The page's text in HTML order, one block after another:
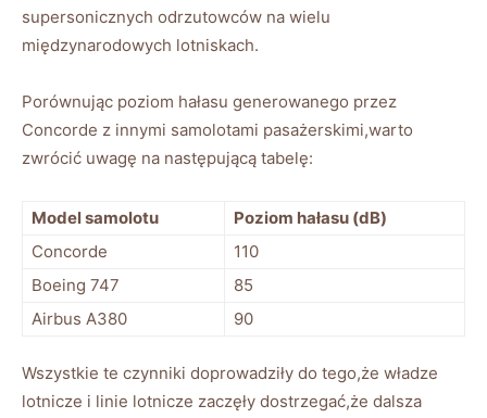
supersonicznych odrzutowców‌ na⁤ wielu
międzynarodowych lotniskach.
Porównując poziom hałasu generowanego przez‌
Concorde z innymi samolotami pasażerskimi,warto
zwrócić⁢ uwagę na następującą tabelę:
Model samolotu
Poziom hałasu (dB)
Concorde
110
Boeing 747
85
Airbus‍ A380
90
Wszystkie te czynniki doprowadziły do tego,że władze
lotnicze ‍i linie‍ lotnicze zaczęły dostrzegać,że dalsza